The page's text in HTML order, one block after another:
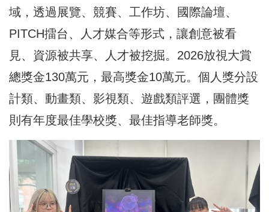
域，透過展覽、競賽、工作坊、國際論壇、
PITCH擂台、人才媒合等形式，讓創意被看
見、資源被共享、人才被挖掘。2026放視大賞
總獎金130萬元，最高獎金10萬元。個人獎分設
計類、動畫類、影視類、遊戲類評選，團體獎
則有年度最佳學校獎、最佳指導老師獎。